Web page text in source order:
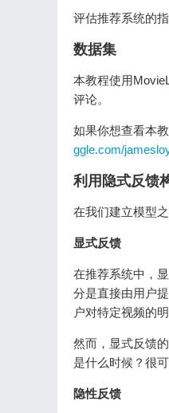
评估推荐系统的
数据集
本教程使用
评论。
如果你想查看本
ggle.com/
利用隐式反馈
在我们建立模型
显式反馈
在推荐系统中，
分是直接由用户
户对特定视频的
然而，显式反馈
是什么时候？很
隐性反馈